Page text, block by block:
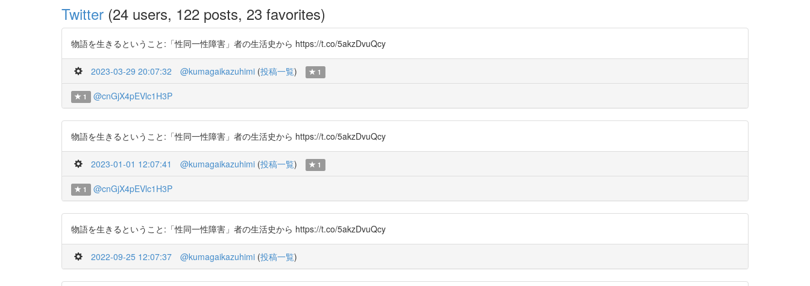
Twitter (24 users, 122 posts, 23 favorites)
物語を生きるということ:「性同一性障害」者の生活史から https://t.co/5akzDvuQcy
2023-03-29 20:07:32 @kumagaikazuhimi (投稿一覧) 1
1 @cnGjX4pEVlc1H3P
物語を生きるということ:「性同一性障害」者の生活史から https://t.co/5akzDvuQcy
2023-01-01 12:07:41 @kumagaikazuhimi (投稿一覧) 1
1 @cnGjX4pEVlc1H3P
物語を生きるということ:「性同一性障害」者の生活史から https://t.co/5akzDvuQcy
2022-09-25 12:07:37 @kumagaikazuhimi (投稿一覧)